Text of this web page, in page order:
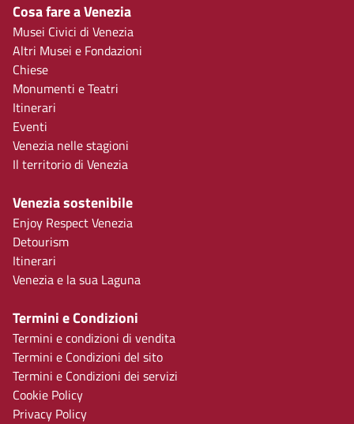
Cosa fare a Venezia
Musei Civici di Venezia
Altri Musei e Fondazioni
Chiese
Monumenti e Teatri
Itinerari
Eventi
Venezia nelle stagioni
Il territorio di Venezia
Venezia sostenibile
Enjoy Respect Venezia
Detourism
Itinerari
Venezia e la sua Laguna
Termini e Condizioni
Termini e condizioni di vendita
Termini e Condizioni del sito
Termini e Condizioni dei servizi
Cookie Policy
Privacy Policy